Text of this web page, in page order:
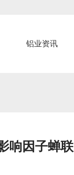
铝业资讯
响因子蝉联